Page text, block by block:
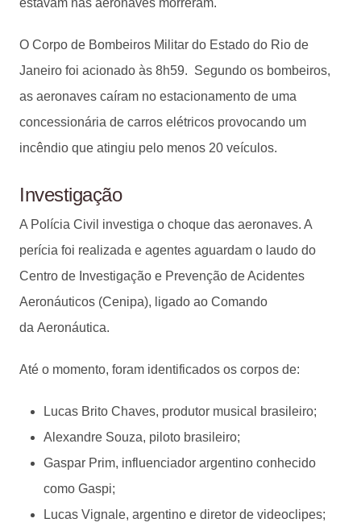
O Corpo de Bombeiros Militar do Estado do Rio de
Janeiro foi acionado às 8h59. Segundo os bombeiros,
as aeronaves caíram no estacionamento de uma
concessionária de carros elétricos provocando um
incêndio que atingiu pelo menos 20 veículos.
Investigação
A Polícia Civil investiga o choque das aeronaves. A
perícia foi realizada e agentes aguardam o laudo do
Centro de Investigação e Prevenção de Acidentes
Aeronáuticos (Cenipa), ligado ao Comando
da Aeronáutica.
Até o momento, foram identificados os corpos de:
Lucas Brito Chaves, produtor musical brasileiro;
Alexandre Souza, piloto brasileiro;
Gaspar Prim, influenciador argentino conhecido
como Gaspi;
Lucas Vignale, argentino e diretor de videoclipes;